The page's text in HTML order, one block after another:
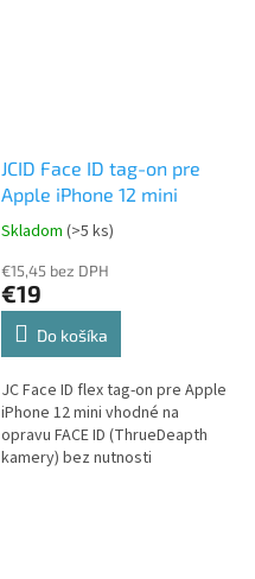
JCID Face ID tag-on pre
Apple iPhone 12 mini
Skladom (>5 ks)
€15,45 bez DPH
€19
Do košíka
JC Face ID flex tag-on pre Apple
iPhone 12 mini vhodné na
opravu FACE ID (ThrueDeapth
kamery) bez nutnosti